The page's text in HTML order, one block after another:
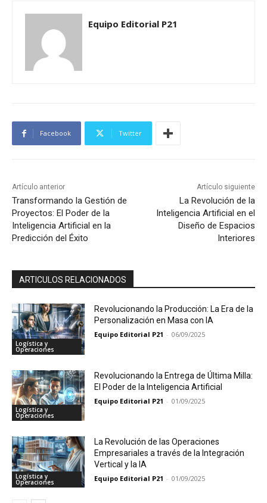
Equipo Editorial P21
Facebook Twitter
Artículo anterior
Transformando la Gestión de
Proyectos: El Poder de la
Inteligencia Artificial en la
Predicción del Éxito
Artículo siguiente
La Revolución de la
Inteligencia Artificial en el
Diseño de Espacios
Interiores
ARTICULOS RELACIONADOS
Logística y
Operaciones
Revolucionando la Producción: La Era de la
Personalización en Masa con IA
Equipo Editorial P21 - 06/09/2025
Logística y
Operaciones
Revolucionando la Entrega de Última Milla:
El Poder de la Inteligencia Artificial
Equipo Editorial P21 - 01/09/2025
Logística y
Operaciones
La Revolución de las Operaciones
Empresariales a través de la Integración
Vertical y la IA
Equipo Editorial P21 - 01/09/2025